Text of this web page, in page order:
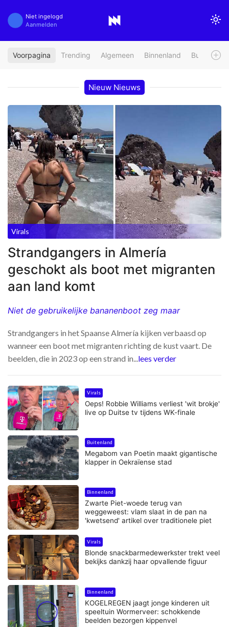
Niet ingelogd
Aanmelden
Voorpagina Trending Algemeen Binnenland Buitenland
Nieuw Nieuws
Virals
Strandgangers in Almería
geschokt als boot met migranten
aan land komt
Niet de gebruikelijke bananenboot zeg maar
Strandgangers in het Spaanse Almería kijken verbaasd op
wanneer een boot met migranten richting de kust vaart. De
beelden, die in 2023 op een strand in...lees verder
Virals
Oeps! Robbie Williams verliest 'wit brokje'
live op Duitse tv tijdens WK-finale
Buitenland
Megabom van Poetin maakt gigantische
klapper in Oekraïense stad
Binnenland
Zwarte Piet-woede terug van
weggeweest: vlam slaat in de pan na
'kwetsend' artikel over traditionele piet
Virals
Blonde snackbarmedewerkster trekt veel
bekijks dankzij haar opvallende figuur
Binnenland
KOGELREGEN jaagt jonge kinderen uit
speeltuin Wormerveer: schokkende
beelden bezorgen kippenvel